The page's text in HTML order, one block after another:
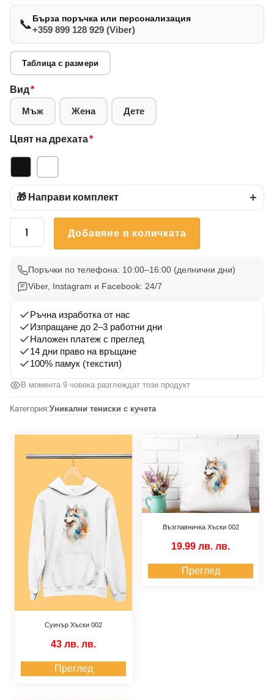
📞Бърза поръчка или персонализация
+359 899 128 929 (Viber)
Таблица с размери
Вид*
Мъж Жена Дете
Цвят на дрехата*
🎁 Направи комплект +
количество
Хъски
002
Добавяне в количката
Поръчки по телефона: 10:00–16:00 (делнични дни)
Viber, Instagram и Facebook: 24/7
Ръчна изработка от нас
Изпращане до 2–3 работни дни
Наложен платеж с преглед
14 дни право на връщане
100% памук (текстил)
В момента 11 човека разглеждат този продукт
Категория:Уникални тениски с кучета
Суичър Хъски 002
43 лв. лв.
Преглед
Възглавничка Хъски 002
19.99 лв. лв.
Преглед